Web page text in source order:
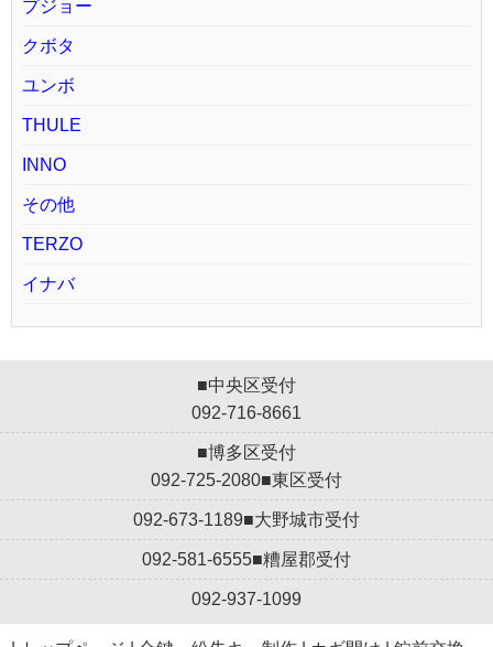
プジョー
クボタ
ユンボ
THULE
INNO
その他
TERZO
イナバ
■中央区受付
092-716-8661
■博多区受付
092-725-2080■東区受付
092-673-1189■大野城市受付
092-581-6555■糟屋郡受付
092-937-1099